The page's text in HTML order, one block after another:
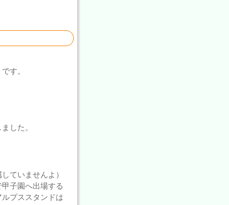
す。
した。
ていませんよ）
子園へ出場する
プススタンドは